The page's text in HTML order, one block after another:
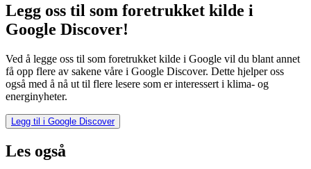
Legg oss til som foretrukket kilde i
Google Discover!
Ved å legge oss til som foretrukket kilde i Google vil du blant annet
få opp flere av sakene våre i Google Discover. Dette hjelper oss
også med å nå ut til flere lesere som er interessert i klima- og
energinyheter.
Legg til i Google Discover
Les også